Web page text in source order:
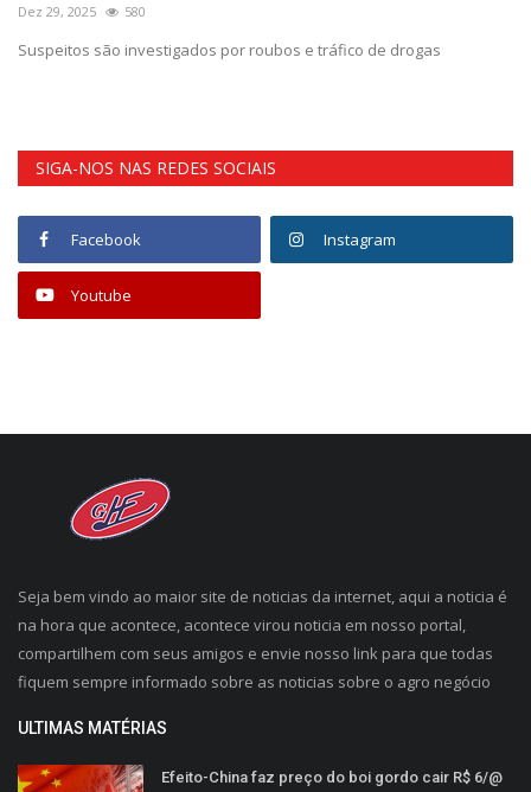
Dez 29, 2025 580
Suspeitos são investigados por roubos e tráfico de drogas
SIGA-NOS NAS REDES SOCIAIS
Facebook Instagram
Youtube
Seja bem vindo ao maior site de noticias da internet, aqui a noticia é
na hora que acontece, acontece virou noticia em nosso portal,
compartilhem com seus amigos e envie nosso link para que todas
fiquem sempre informado sobre as noticias sobre o agro negócio
ULTIMAS MATÉRIAS
Efeito-China faz preço do boi gordo cair R$ 6/@